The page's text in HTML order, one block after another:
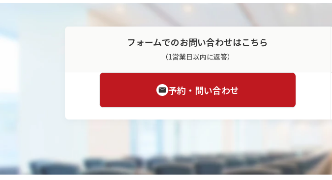
フォームでのお問い合わせはこちら
（1営業日以内に返答）
予約・問い合わせ